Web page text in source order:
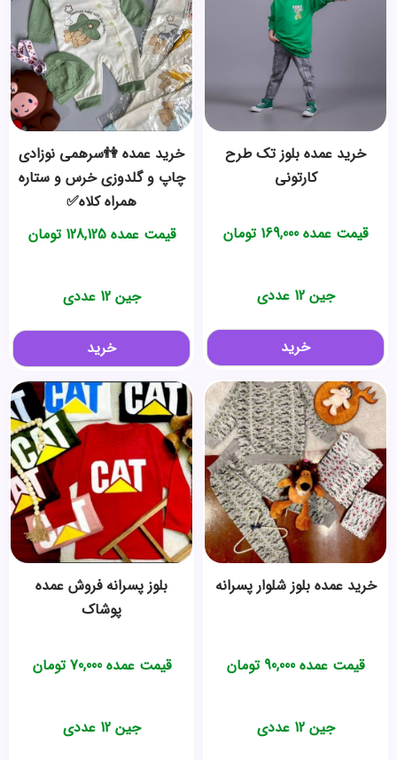
خرید عمده بلوز تک طرح
کارتونی
قیمت عمده169,000 تومان
جین 12 عددی
خرید
خرید عمده 👫سرهمی نوزادی
چاپ و گلدوزی خرس و ستاره
همراه کلاه✅
قیمت عمده128,125 تومان
جین 12 عددی
خرید
خرید عمده بلوز شلوار پسرانه
قیمت عمده90,000 تومان
جین 12 عددی
بلوز پسرانه فروش عمده
پوشاک
قیمت عمده70,000 تومان
جین 12 عددی